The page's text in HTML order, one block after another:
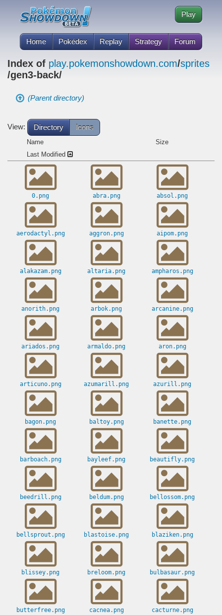
Home Pokédex Replay Strategy Forum
Play
Index of play.pokemonshowdown.com/sprites
/gen3-back/
(Parent directory)
View: Directory Icons
Name
Size
Last Modified
0.png abra.png absol.png
aerodactyl.png aggron.png aipom.png
alakazam.png altaria.png ampharos.png
anorith.png arbok.png arcanine.png
ariados.png armaldo.png aron.png
articuno.png azumarill.png azurill.png
bagon.png baltoy.png banette.png
barboach.png bayleef.png beautifly.png
beedrill.png beldum.png bellossom.png
bellsprout.png blastoise.png blaziken.png
blissey.png breloom.png bulbasaur.png
butterfree.png cacnea.png cacturne.png